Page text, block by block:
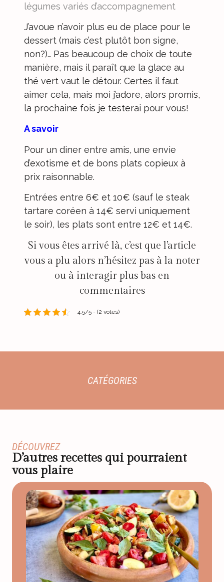
légumes variés d’accompagnement
J’avoue n’avoir plus eu de place pour le
dessert (mais c’est plutôt bon signe,
non?)… Pas beaucoup de choix de toute
manière, mais il paraît que la glace au
thé vert vaut le détour. Certes il faut
aimer cela, mais moi j’adore, alors promis,
la prochaine fois je testerai pour vous!
A savoir
Pour un diner entre amis, une envie
d’exotisme et de bons plats copieux à
prix raisonnable.
Entrées entre 6€ et 10€ (sauf le steak
tartare coréen à 14€ servi uniquement
le soir), les plats sont entre 12€ et 14€.
Si vous êtes arrivé là, c’est que l’article
vous a plu alors n’hésitez pas à la noter
ou à interagir plus bas en
commentaires
4.5/5 - (2 votes)
CATÉGORIES
DÉCOUVREZ
D’autres recettes qui pourraient
vous plaire